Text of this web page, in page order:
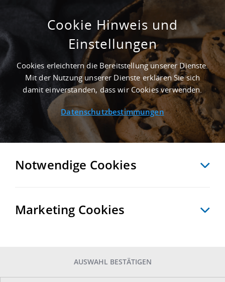
5.000 M² INDUSTRIEIMMOBILIE IN LEIPZIG
AN DER AUTOBAHN A 14
Startseite Immobiliensuche Detailansicht
VERGLEICHEN EXPORT PDF
Cookie Hinweis und
Einstellungen
Cookies erleichtern die Bereitstellung unserer Dienste.
Mit der Nutzung unserer Dienste erklären Sie sich
damit einverstanden, dass wir Cookies verwenden.
Datenschutzbestimmungen
Notwendige Cookies
Marketing Cookies
AUSWAHL BESTÄTIGEN